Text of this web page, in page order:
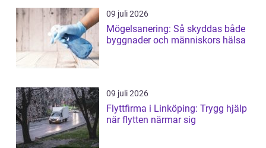
09 juli 2026
Mögelsanering: Så skyddas både
byggnader och människors hälsa
09 juli 2026
Flyttfirma i Linköping: Trygg hjälp
när flytten närmar sig